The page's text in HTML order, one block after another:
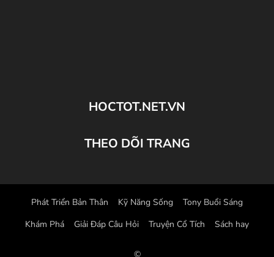
HOCTOT.NET.VN
THEO DÕI TRANG
Phát Triển Bản Thân Kỹ Năng Sống
Tony Buổi Sáng
Khám Phá
Giải Đáp Câu Hỏi Truyện Cổ Tích Sách hay
©